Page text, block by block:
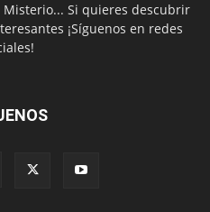
Misterio... Si quieres descubrir
¡Síguenos en redes